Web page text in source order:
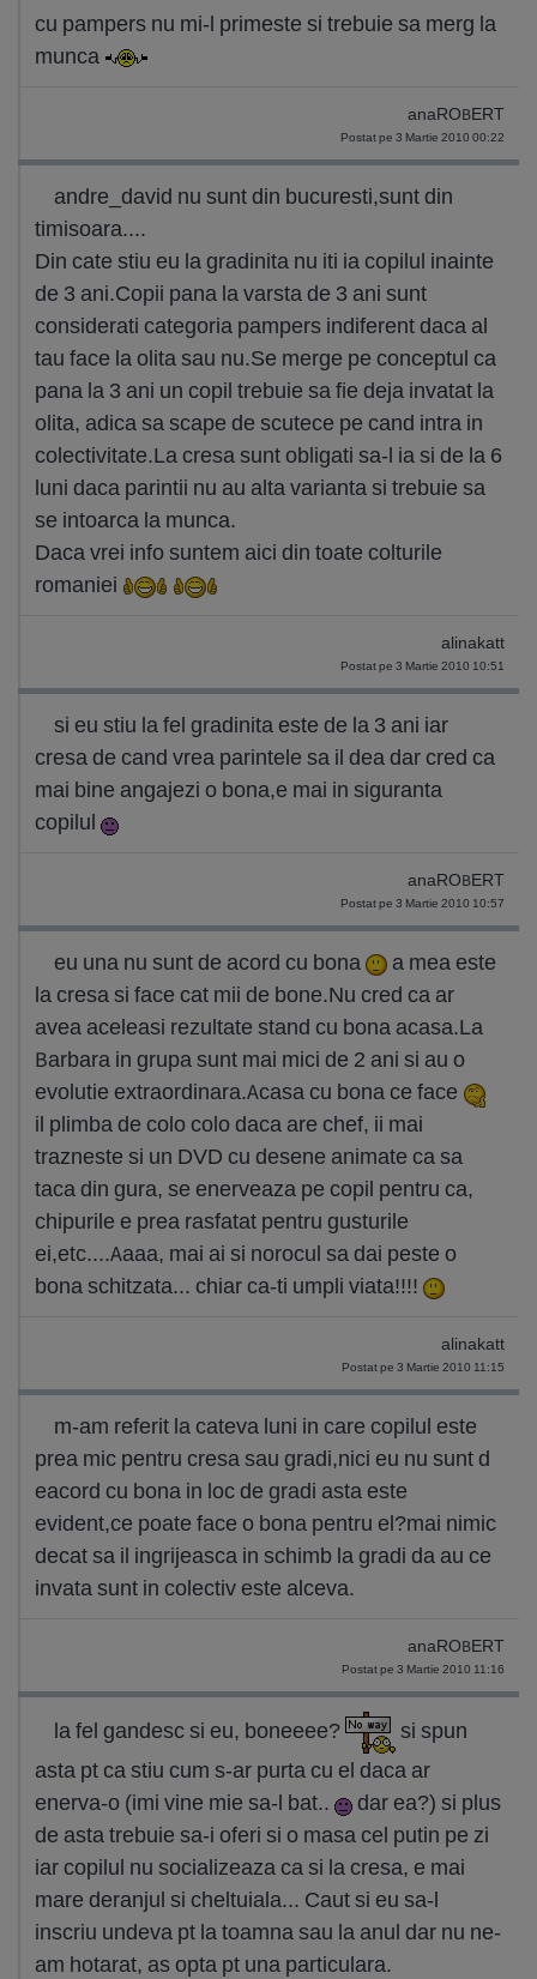
cu pampers nu mi-l primeste si trebuie sa merg la
munca
anaROBERT
Postat pe 3 Martie 2010 00:22
andre_david nu sunt din bucuresti,sunt din
timisoara....
Din cate stiu eu la gradinita nu iti ia copilul inainte
de 3 ani.Copii pana la varsta de 3 ani sunt
considerati categoria pampers indiferent daca al
tau face la olita sau nu.Se merge pe conceptul ca
pana la 3 ani un copil trebuie sa fie deja invatat la
olita, adica sa scape de scutece pe cand intra in
colectivitate.La cresa sunt obligati sa-l ia si de la 6
luni daca parintii nu au alta varianta si trebuie sa
se intoarca la munca.
Daca vrei info suntem aici din toate colturile
romaniei
alinakatt
Postat pe 3 Martie 2010 10:51
si eu stiu la fel gradinita este de la 3 ani iar
cresa de cand vrea parintele sa il dea dar cred ca
mai bine angajezi o bona,e mai in siguranta
copilul
anaROBERT
Postat pe 3 Martie 2010 10:57
eu una nu sunt de acord cu bona
a mea este
la cresa si face cat mii de bone.Nu cred ca ar
avea aceleasi rezultate stand cu bona acasa.La
Barbara in grupa sunt mai mici de 2 ani si au o
evolutie extraordinara.Acasa cu bona ce face
il plimba de colo colo daca are chef, ii mai
trazneste si un DVD cu desene animate ca sa
taca din gura, se enerveaza pe copil pentru ca,
chipurile e prea rasfatat pentru gusturile
ei,etc....Aaaa, mai ai si norocul sa dai peste o
bona schitzata... chiar ca-ti umpli viata!!!!
alinakatt
Postat pe 3 Martie 2010 11:15
m-am referit la cateva luni in care copilul este
prea mic pentru cresa sau gradi,nici eu nu sunt d
eacord cu bona in loc de gradi asta este
evident,ce poate face o bona pentru el?mai nimic
decat sa il ingrijeasca in schimb la gradi da au ce
invata sunt in colectiv este alceva.
anaROBERT
Postat pe 3 Martie 2010 11:16
la fel gandesc si eu, boneeee?
si spun
asta pt ca stiu cum s-ar purta cu el daca ar
enerva-o (imi vine mie sa-l bat..
dar ea?) si plus
de asta trebuie sa-i oferi si o masa cel putin pe zi
iar copilul nu socializeaza ca si la cresa, e mai
mare deranjul si cheltuiala... Caut si eu sa-l
inscriu undeva pt la toamna sau la anul dar nu ne-
am hotarat, as opta pt una particulara.